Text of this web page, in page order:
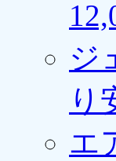
ジ
り
エ